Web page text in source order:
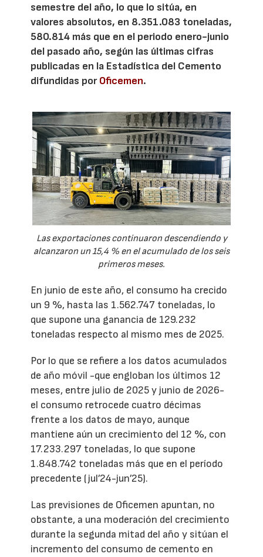
semestre del año, lo que lo sitúa, en
valores absolutos, en 8.351.083 toneladas,
580.814 más que en el periodo enero-junio
del pasado año, según las últimas cifras
publicadas en la Estadística del Cemento
difundidas porOficemen.
Las exportaciones continuaron descendiendo y
alcanzaron un 15,4 % en el acumulado de los seis
primeros meses.
En junio de este año, el consumo ha crecido
un 9 %, hasta las 1.562.747 toneladas, lo
que supone una ganancia de 129.232
toneladas respecto al mismo mes de 2025.
Por lo que se refiere a los datos acumulados
de año móvil -que engloban los últimos 12
meses, entre julio de 2025 y junio de 2026-
el consumo retrocede cuatro décimas
frente a los datos de mayo, aunque
mantiene aún un crecimiento del 12 %, con
17.233.297 toneladas, lo que supone
1.848.742 toneladas más que en el período
precedente (jul’24-jun’25).
Las previsiones de Oficemen apuntan, no
obstante, a una moderación del crecimiento
durante la segunda mitad del año y sitúan el
incremento del consumo de cemento en